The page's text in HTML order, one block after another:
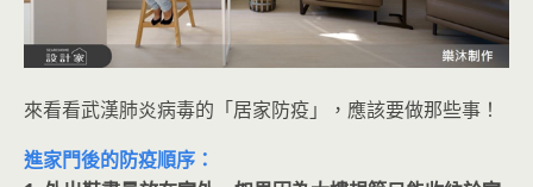
來看看武漢肺炎病毒的「居家防疫」，應該要做那些事！
進家門後的防疫順序：